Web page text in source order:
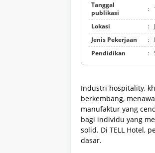
Tanggal
publikasi
:
Lokasi :
Jenis Pekerjaan
:
Pendidikan
:
Industri hospitality,
berkembang,
manufaktur yang
bagi individu yang
solid. Di TELL Hotel,
dasar.